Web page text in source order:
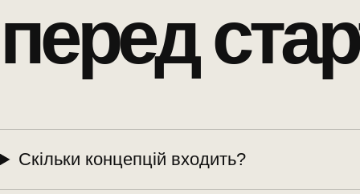
перед
Скільки концепцій входить?